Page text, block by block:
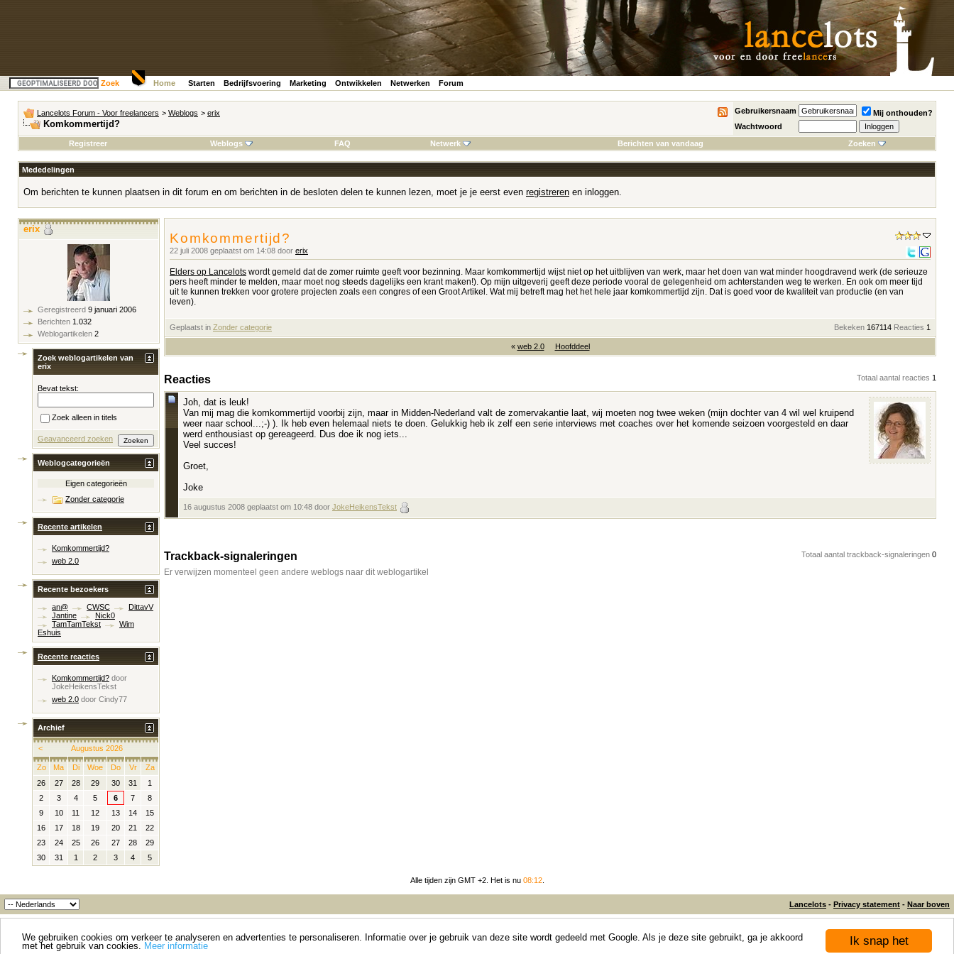
Ik snap het
We gebruiken cookies om verkeer te analyseren en advertenties te personaliseren. Informatie over je gebruik van deze site wordt gedeeld met Google. Als je deze site gebruikt, ga je akkoord
met het gebruik van cookies. Meer informatie
Zoek Home Starten Bedrijfsvoering Marketing Ontwikkelen Netwerken Forum
Lancelots Forum - Voor freelancers > Weblogs > erix
Komkommertijd?
Gebruikersnaam
Mij onthouden?
Wachtwoord
Registreer
Weblogs FAQ Netwerk Berichten van vandaag Zoeken
Mededelingen
Om berichten te kunnen plaatsen in dit forum en om berichten in de besloten delen te kunnen lezen, moet je je eerst even registreren en inloggen.
Komkommertijd?
22 juli 2008 geplaatst om 14:08 door erix
Elders op Lancelots wordt gemeld dat de zomer ruimte geeft voor bezinning. Maar komkommertijd wijst niet op het uitblijven van werk, maar het doen van wat minder hoogdravend werk (de serieuze
pers heeft minder te melden, maar moet nog steeds dagelijks een krant maken!). Op mijn uitgeverij geeft deze periode vooral de gelegenheid om achterstanden weg te werken. En ook om meer tijd
uit te kunnen trekken voor grotere projecten zoals een congres of een Groot Artikel. Wat mij betreft mag het het hele jaar komkommertijd zijn. Dat is goed voor de kwaliteit van productie (en van
leven).
Geplaatst in Zonder categorie Bekeken 167114 Reacties 1
« web 2.0 Hoofddeel
Totaal aantal reacties 1
Reacties
Joh, dat is leuk!
Van mij mag die komkommertijd voorbij zijn, maar in Midden-Nederland valt de zomervakantie laat, wij moeten nog twee weken (mijn dochter van 4 wil wel kruipend
weer naar school...;-) ). Ik heb even helemaal niets te doen. Gelukkig heb ik zelf een serie interviews met coaches over het komende seizoen voorgesteld en daar
werd enthousiast op gereageerd. Dus doe ik nog iets...
Veel succes!
Groet,
Joke
16 augustus 2008 geplaatst om 10:48 door JokeHeikensTekst
Totaal aantal trackback-signaleringen 0
Trackback-signaleringen
Er verwijzen momenteel geen andere weblogs naar dit weblogartikel
erix
Geregistreerd 9 januari 2006
Berichten 1.032
Weblogartikelen 2
Zoek weblogartikelen van
erix
Bevat tekst:
Zoek alleen in titels
Geavanceerd zoeken
Weblogcategorieën
Eigen categorieën
Zonder categorie
Recente artikelen
Komkommertijd?
web 2.0
Recente bezoekers
an@ CWSC
DittavV
Jantine
Nick0
TamTamTekst
Wim
Eshuis
Recente reacties
Komkommertijd? door
JokeHeikensTekst
web 2.0 door Cindy77
Archief
< Augustus 2026
Zo Ma Di Woe Do Vr
Za
26
27 28 29 30 31
1
2
3 4 5 6 7
8
9
10 11 12 13 14
15
16
17 18 19 20 21
22
23
24 25 26 27 28
29
30
31 1 2 3 4 5
Alle tijden zijn GMT +2. Het is nu 08:12.
Lancelots - Privacy statement - Naar boven
Copyright ©2000 - 2026, Jelsoft Enterprises Ltd.